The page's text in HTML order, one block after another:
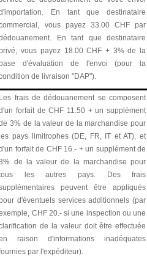
En tant que destinataire
vous payez 33.00 CHF par
En tant que destinataire
vous payez 18.00 CHF + 3% de la
base d'évaluation de l'envoi (pour la
de livraison "DAP").
Les frais de dédouanement se composent
forfait de CHF 11.50 + un supplément
3% de la valeur de la marchandise pour
les pays limitrophes (DE, FR, IT et AT), et
forfait de CHF 16.- + un supplément de
de la valeur de la marchandise pour
les autres pays. Des frais
peuvent être appliqués
d'éventuels services additionnels (par
CHF 20.- si une inspection ou une
de la valeur doit être effectuée
raison d'informations inadéquates
par l'expéditeur).